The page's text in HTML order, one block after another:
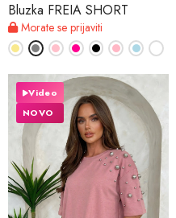
Bluzka FREIA SHORT
Morate se prijaviti
Video
NOVO